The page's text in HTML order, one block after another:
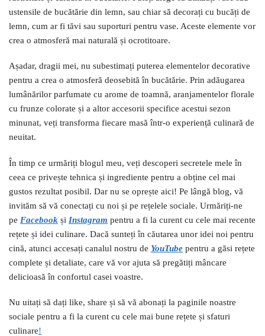
ustensile de bucătărie din lemn, sau chiar să decorați cu bucăți de
lemn, cum ar fi tăvi sau suporturi pentru vase. Aceste elemente vor
crea o atmosferă mai naturală și ocrotitoare.
Așadar, dragii mei, nu subestimați puterea elementelor decorative
pentru a crea o atmosferă deosebită în bucătărie. Prin adăugarea
lumânărilor parfumate cu arome de toamnă, aranjamentelor florale
cu frunze colorate și a altor accesorii specifice acestui sezon
minunat, veți transforma fiecare masă într-o experiență culinară de
neuitat.
În timp ce urmăriți blogul meu, veți descoperi secretele mele în
ceea ce privește tehnica și ingrediente pentru a obține cel mai
gustos rezultat posibil. Dar nu se oprește aici! Pe lângă blog, vă
invităm să vă conectați cu noi și pe rețelele sociale. Urmăriți-ne
pe Facebook și Instagram pentru a fi la curent cu cele mai recente
rețete și idei culinare. Dacă sunteți în căutarea unor idei noi pentru
cină, atunci accesați canalul nostru de YouTube pentru a găsi rețete
complete și detaliate, care vă vor ajuta să pregătiți mâncare
delicioasă în confortul casei voastre.
Nu uitați să dați like, share și să vă abonați la paginile noastre
sociale pentru a fi la curent cu cele mai bune rețete și sfaturi
culinare!